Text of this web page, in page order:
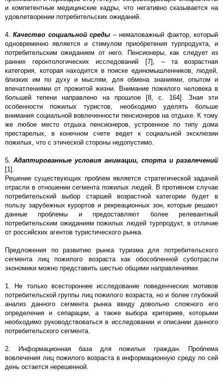
и компетентные медицинские кадры, что негативно сказывается на
удовлетворении потребительских ожиданий.
4.Качество социальной среды – немаловажный фактор, который
одновременно является и стимулом приобретения турпродукта, и
потребительским ожиданием от него. Пенсионеры, как следует из
ранних геронтологических исследований [7], – та возрастная
категория, которая находится в поиске единомышленников, людей,
близких им по духу и мыслям, для обмена знаниями, опытом и
впечатлениями от прожитой жизни. Внимание пожилого человека в
большей тепени направлено на прошлое [8, с. 164]. Зная эти
особенности пожилых туристов, необходимо уделять больше
внимания социальной вовлеченности пенсионеров на отдыхе. К тому
же любое место отдыха пенсионеров, устроенное по типу дома
престарелых, в конечном счете ведет к социальной эксклюзии
пожилых, что с этической стороны недопустимо.
5. Адаптированные условия анимации, спорта и развлечений
[1].
Решение существующих проблем является стратегической задачей
отрасли в отношении сегмента пожилых людей. В противном случае
потребительский выбор старшей возрастной категории будет в
пользу зарубежных курортов и рекреационных зон, которые решают
данные проблемы и предоставляют более релевантный
потребительским ожиданиям пожилых людей турпродукт, в отличие
от российских агентов туристического рынка.
Предложения по развитию рынка туризма для потребительского
сегмента лиц пожилого возраста как обособленной суботрасли
экономики можно представить шестью общими направлениями.
1. Не только всестороннее исследование поведенческих мотивов
потребительской группы лиц пожилого возраста, но и более глубокий
анализ данного сегмента рынка ввиду довольно сложного его
определения и сепарации, а также выбора критериев, которыми
необходимо руководствоваться в исследовании и описании данного
потребительского сегмента.
2. Информационная база для пожилых граждан. Проблема
вовлечения лиц пожилого возраста в информационную среду по сей
день остается нерешенной.